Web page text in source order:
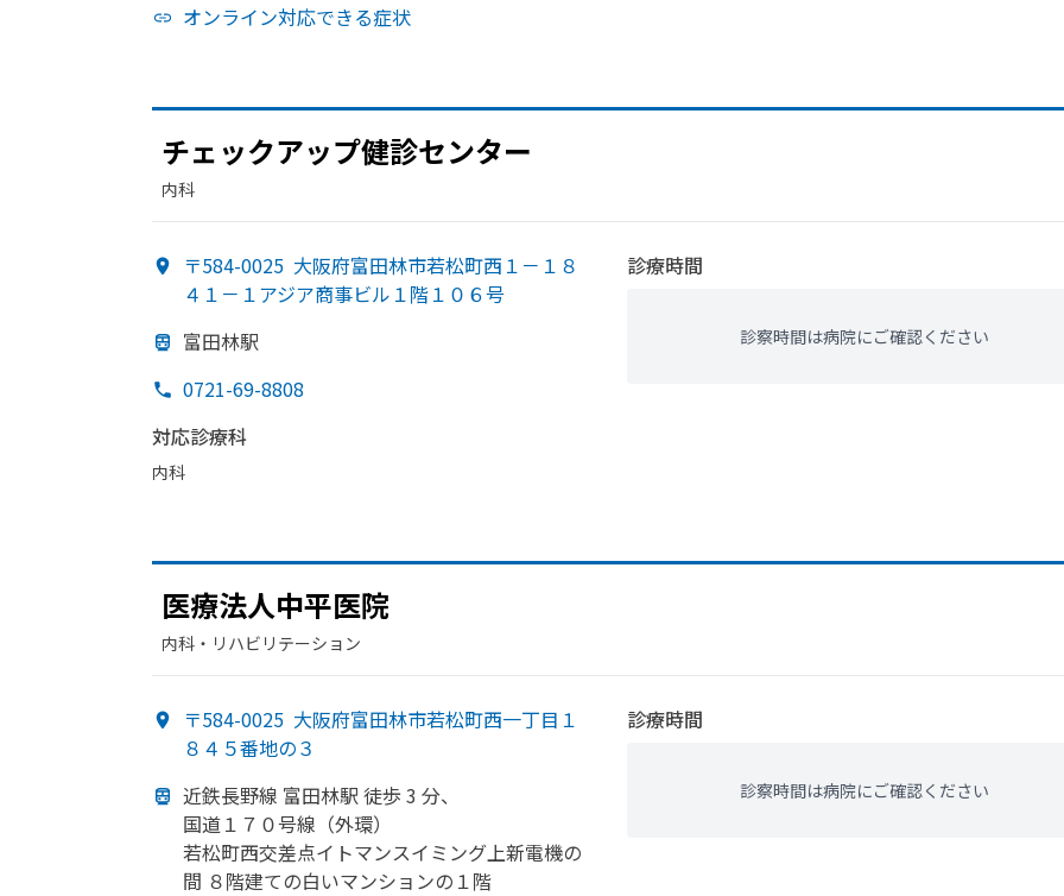
オンライン対応できる症状
チェックアップ健診センター
内科
〒584-0025 大阪府富田林市若松町西１－１８
４１－１アジア商事ビル１階１０６号
富田林駅
0721-69-8808
対応診療科
内科
診療時間
診察時間は病院にご確認ください
医療法人中平医院
内科・​リハビリテーション
〒584-0025 大阪府富田林市若松町西一丁目１
８４５番地の３
近鉄長野線 富田林駅 徒歩 3 分、
国道１７０号線 （外環）
若松町西交差点イトマンスイミング上新電機の
間 ８階建ての白いマンションの １階
診療時間
診察時間は病院にご確認ください